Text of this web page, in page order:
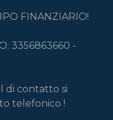
FINANZIARIO!
3356863660 -
di contatto si
telefonico !